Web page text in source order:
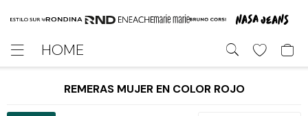
HOME

REMERAS MUJER EN COLOR ROJO